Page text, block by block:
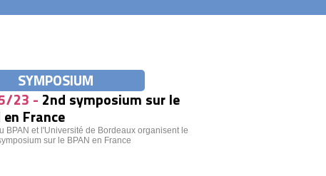
SYMPOSIUM
23 - 2nd symposium sur le
en France
BPAN et l'Université de Bordeaux organisent le
sur le BPAN en France